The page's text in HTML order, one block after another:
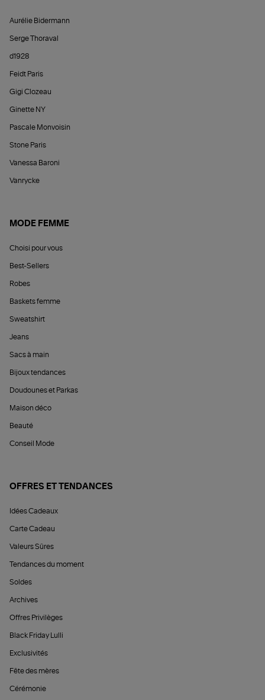
Aurélie Bidermann
Serge Thoraval
d1928
Feidt Paris
Gigi Clozeau
Ginette NY
Pascale Monvoisin
Stone Paris
Vanessa Baroni
Vanrycke
MODE FEMME
Choisi pour vous
Best-Sellers
Robes
Baskets femme
Sweatshirt
Jeans
Sacs à main
Bijoux tendances
Doudounes et Parkas
Maison déco
Beauté
Conseil Mode
OFFRES ET TENDANCES
Idées Cadeaux
Carte Cadeau
Valeurs Sûres
Tendances du moment
Soldes
Archives
Offres Privilèges
Black Friday Lulli
Exclusivités
Fête des mères
Cérémonie